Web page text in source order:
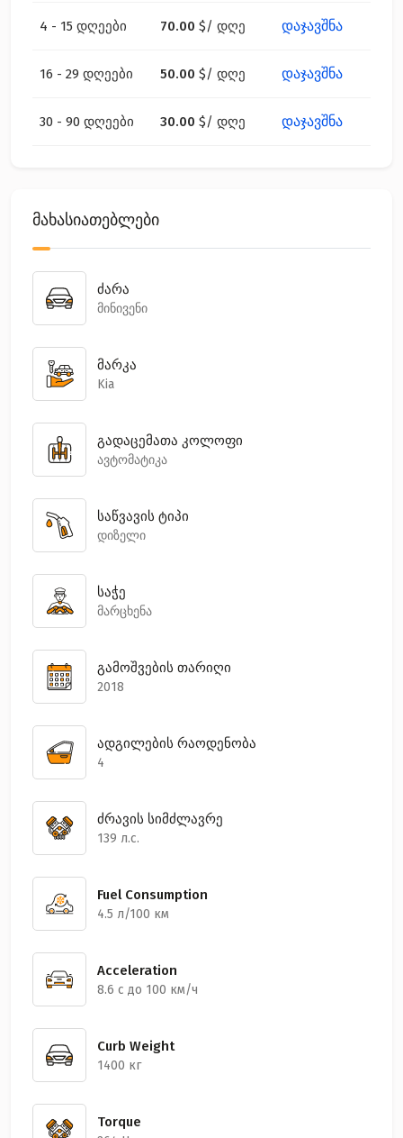
4 - 15 დღეები 70.00 $/ დღე დაჯავშნა
16 - 29 დღეები 50.00 $/ დღე დაჯავშნა
30 - 90 დღეები 30.00 $/ დღე დაჯავშნა
მახასიათებლები
ძარა
მინივენი
მარკა
Kia
გადაცემათა კოლოფი
ავტომატიკა
საწვავის ტიპი
დიზელი
საჭე
მარცხენა
გამოშვების თარიღი
2018
ადგილების რაოდენობა
4
ძრავის სიმძლავრე
139 л.с.
Fuel Consumption
4.5 л/100 км
Acceleration
8.6 с до 100 км/ч
Curb Weight
1400 кг
Torque